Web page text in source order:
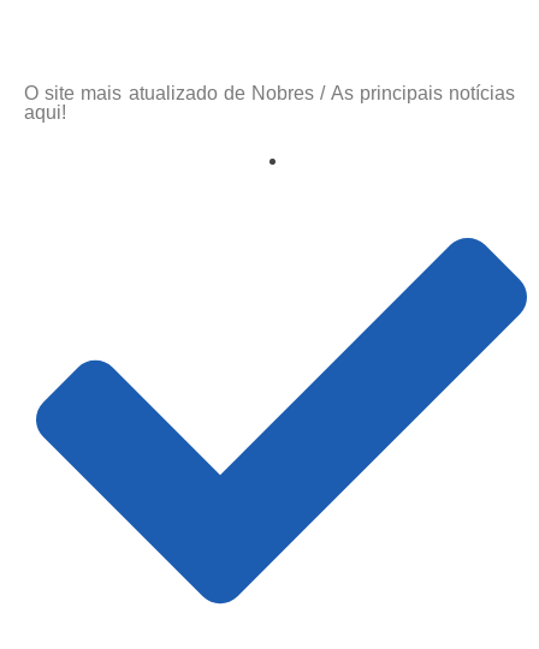
O site mais atualizado de Nobres / As principais notícias
aqui!